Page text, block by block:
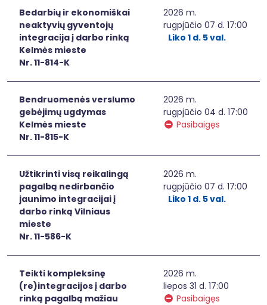
Bedarbių ir ekonomiškai
neaktyvių gyventojų
integracija į darbo rinką
Kelmės mieste
Nr. 11-814-K
2026 m.
rugpjūčio 07 d. 17:00
Liko 1 d. 5 val.
Bendruomenės verslumo
gebėjimų ugdymas
Kelmės mieste
Nr. 11-815-K
2026 m.
rugpjūčio 04 d. 17:00
Pasibaigęs
Užtikrinti visą reikalingą
pagalbą nedirbančio
jaunimo integracijai į
darbo rinką Vilniaus
mieste
Nr. 11-586-K
2026 m.
rugpjūčio 07 d. 17:00
Liko 1 d. 5 val.
Teikti kompleksinę
(re)integracijos į darbo
rinką pagalbą mažiau
2026 m.
liepos 31 d. 17:00
Pasibaigęs